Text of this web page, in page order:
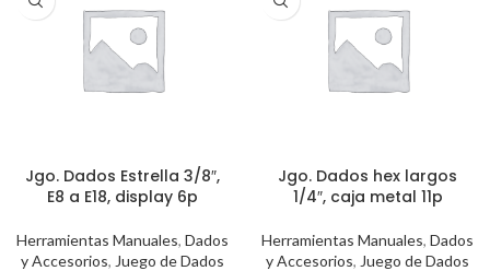
Jgo. Dados Estrella 3/8″,
E8 a E18, display 6p
Herramientas Manuales, Dados
y Accesorios, Juego de Dados
Jgo. Dados hex largos
1/4″, caja metal 11p
Herramientas Manuales, Dados
y Accesorios, Juego de Dados